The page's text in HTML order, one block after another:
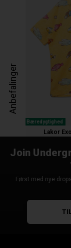
Anbefalinger
Bæredygtighed
Lakor
Join
Først med nye